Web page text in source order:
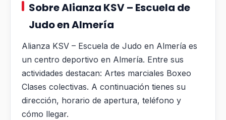
Sobre Alianza KSV – Escuela de
Judo en Almería
Alianza KSV – Escuela de Judo en Almería es
un centro deportivo en Almería. Entre sus
actividades destacan: Artes marciales Boxeo
Clases colectivas. A continuación tienes su
dirección, horario de apertura, teléfono y
cómo llegar.